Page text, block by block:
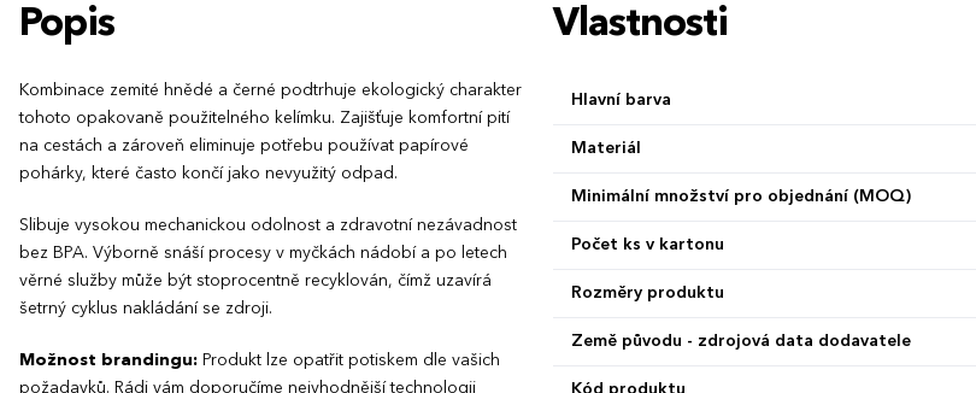
Popis
Kombinace zemité hnědé a černé podtrhuje ekologický charakter
tohoto opakovaně použitelného kelímku. Zajišťuje komfortní pití
na cestách a zároveň eliminuje potřebu používat papírové
pohárky, které často končí jako nevyužitý odpad.
Slibuje vysokou mechanickou odolnost a zdravotní nezávadnost
bez BPA. Výborně snáší procesy v myčkách nádobí a po letech
věrné služby může být stoprocentně recyklován, čímž uzavírá
šetrný cyklus nakládání se zdroji.
Možnost brandingu: Produkt lze opatřit potiskem dle vašich
požadavků. Rádi vám doporučíme nejvhodnější technologii
Vlastnosti
Hlavní barva
Materiál
Minimální množství pro objednání (MOQ)
Počet ks v kartonu
Rozměry produktu
Země původu - zdrojová data dodavatele
Kód produktu